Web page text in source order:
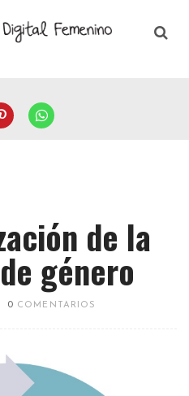
de la
género
0 COMENTARIOS